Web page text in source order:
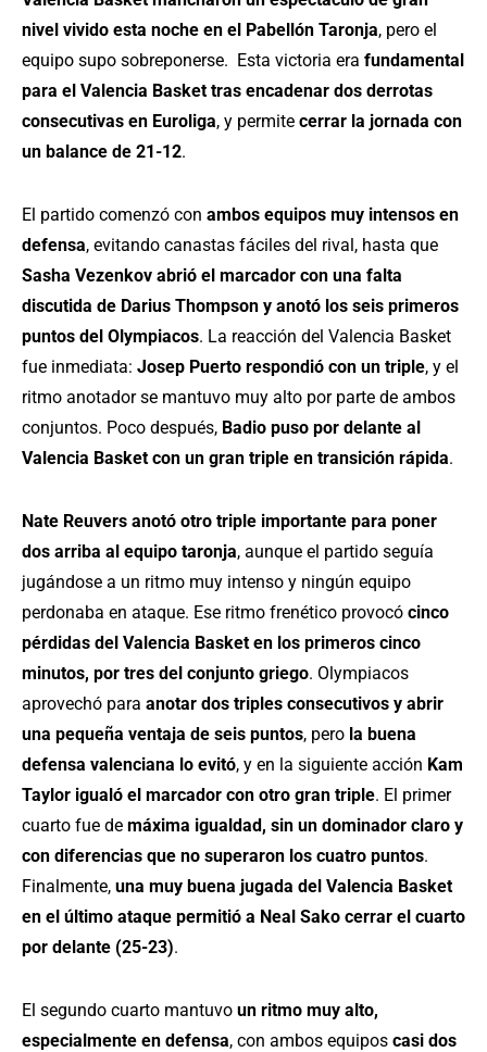
nivel vivido esta noche en el Pabellón Taronja, pero el
equipo supo sobreponerse. Esta victoria era fundamental
para el Valencia Basket tras encadenar dos derrotas
consecutivas en Euroliga, y permite cerrar la jornada con
un balance de 21-12.
El partido comenzó con ambos equipos muy intensos en
defensa, evitando canastas fáciles del rival, hasta que
Sasha Vezenkov abrió el marcador con una falta
discutida de Darius Thompson y anotó los seis primeros
puntos del Olympiacos. La reacción del Valencia Basket
fue inmediata: Josep Puerto respondió con un triple, y el
ritmo anotador se mantuvo muy alto por parte de ambos
conjuntos. Poco después, Badio puso por delante al
Valencia Basket con un gran triple en transición rápida.
Nate Reuvers anotó otro triple importante para poner
dos arriba al equipo taronja, aunque el partido seguía
jugándose a un ritmo muy intenso y ningún equipo
perdonaba en ataque. Ese ritmo frenético provocó cinco
pérdidas del Valencia Basket en los primeros cinco
minutos, por tres del conjunto griego. Olympiacos
aprovechó para anotar dos triples consecutivos y abrir
una pequeña ventaja de seis puntos, pero la buena
defensa valenciana lo evitó, y en la siguiente acción Kam
Taylor igualó el marcador con otro gran triple. El primer
cuarto fue de máxima igualdad, sin un dominador claro y
con diferencias que no superaron los cuatro puntos.
Finalmente, una muy buena jugada del Valencia Basket
en el último ataque permitió a Neal Sako cerrar el cuarto
por delante (25-23).
El segundo cuarto mantuvo un ritmo muy alto,
especialmente en defensa, con ambos equipos casi dos